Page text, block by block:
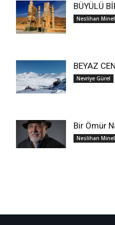
BÜYÜLÜ
Neslihan Minel
BEYAZ
Nevriye Gürel
Bir Ömür
Neslihan Minel